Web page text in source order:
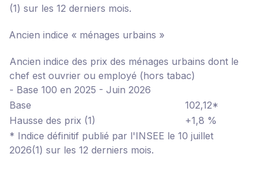
(1) sur les 12 derniers mois.
Ancien indice « ménages urbains »
Ancien indice des prix des ménages urbains dont le
chef est ouvrier ou employé (hors tabac)
- Base 100 en 2025 - Juin 2026
Base
102,12*
Hausse des prix (1)
+1,8 %
* Indice définitif publié par l'INSEE le 10 juillet
2026(1) sur les 12 derniers mois.